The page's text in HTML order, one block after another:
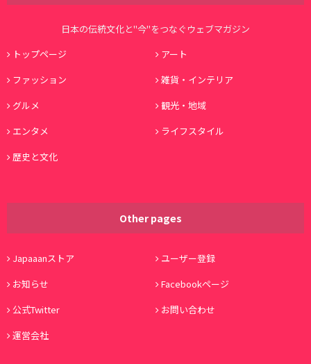
日本の伝統文化と"今"をつなぐウェブマガジン
トップページ
アート
ファッション
雑貨・インテリア
グルメ
観光・地域
エンタメ
ライフスタイル
歴史と文化
Other pages
Japaaanストア
ユーザー登録
お知らせ
Facebookページ
公式Twitter
お問い合わせ
運営会社